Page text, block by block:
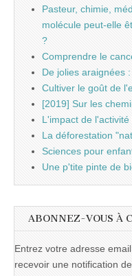
Pasteur, chimie,
molécule peut-elle
?
Comprendre le
De jolies araignées
Cultiver le goût de
[2019] Sur les
L'impact de
La déforestation
Sciences pour
Une p'tite pinte de
ABONNEZ-VOUS À
Entrez votre adresse
recevoir une notification